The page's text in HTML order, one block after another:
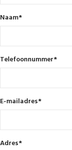
Naam*
Telefoonnummer*
E-mailadres*
Adres*